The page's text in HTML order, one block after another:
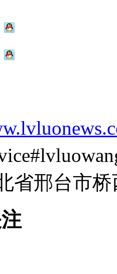
省邢台市